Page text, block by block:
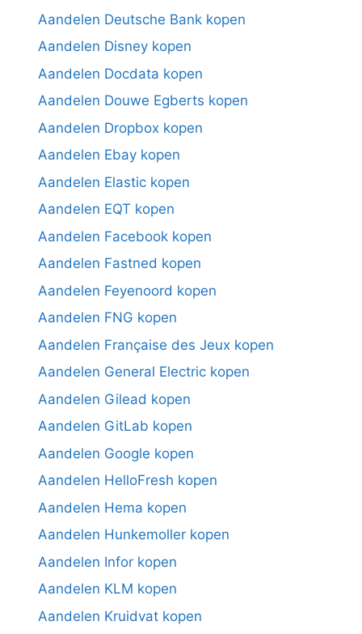
Aandelen Deutsche Bank kopen
Aandelen Disney kopen
Aandelen Docdata kopen
Aandelen Douwe Egberts kopen
Aandelen Dropbox kopen
Aandelen Ebay kopen
Aandelen Elastic kopen
Aandelen EQT kopen
Aandelen Facebook kopen
Aandelen Fastned kopen
Aandelen Feyenoord kopen
Aandelen FNG kopen
Aandelen Française des Jeux kopen
Aandelen General Electric kopen
Aandelen Gilead kopen
Aandelen GitLab kopen
Aandelen Google kopen
Aandelen HelloFresh kopen
Aandelen Hema kopen
Aandelen Hunkemoller kopen
Aandelen Infor kopen
Aandelen KLM kopen
Aandelen Kruidvat kopen